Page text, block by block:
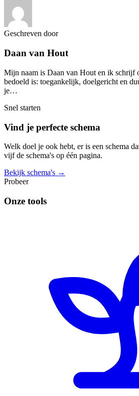
Geschreven door
Daan van Hout
Mijn naam is Daan van Hout en ik schrijf
bedoeld is: toegankelijk, doelgericht en
je…
Snel starten
Vind je perfecte schema
Welk doel je ook hebt, er is een schema
vijf de schema's op één pagina.
Bekijk schema's →
Probeer
Onze tools